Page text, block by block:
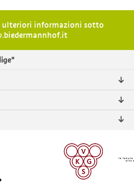
ulteriori informazioni sotto